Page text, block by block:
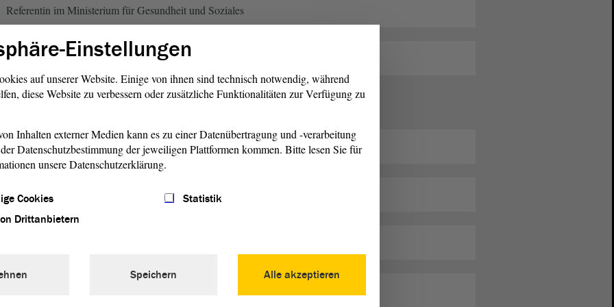
Referentin im Ministerium für Gesundheit und Soziales
Promotion
Funktionen
Eintritt in die SPD
Sachkundige Einwohnerin
Einstellungen
auf unserer Website. Einige von ihnen sind technisch notwendig, während
diese Website zu verbessern oder zusätzliche Funktionalitäten zur Verfügung zu
Inhalten externer Medien kann es zu einer Datenübertragung und -verarbeitung
Datenschutzbestimmung der jeweiligen Plattformen kommen. Bitte lesen Sie für
unsere Datenschutzerklärung.
Cookies
Statistik
Drittanbietern
Alle akzeptieren
Speichern